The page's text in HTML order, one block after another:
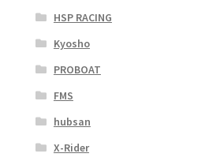
HSP RACING
Kyosho
PROBOAT
FMS
hubsan
X-Rider